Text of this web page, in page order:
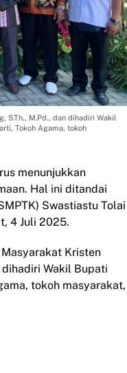
S.Th., M.Pd., dan dihadiri Wakil
Tokoh Agama, tokoh
menunjukkan
Hal ini ditandai
Swastiastu Tolai
4 Juli 2025.
Kristen
dihadiri Wakil Bupati
tokoh masyarakat,